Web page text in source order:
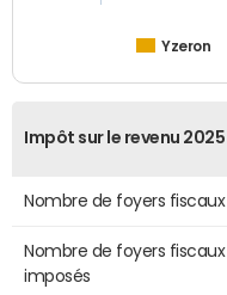
Yzeron
Impôt sur le revenu 2025
Nombre de foyers fiscaux
Nombre de foyers fiscaux
imposés